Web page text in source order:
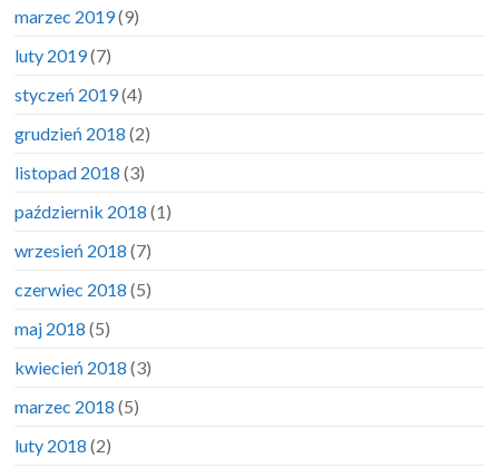
marzec 2019(9)
luty 2019(7)
styczeń 2019(4)
grudzień 2018 (2)
listopad 2018 (3)
październik 2018 (1)
wrzesień 2018 (7)
czerwiec 2018 (5)
maj 2018 (5)
kwiecień 2018 (3)
marzec 2018 (5)
luty 2018 (2)